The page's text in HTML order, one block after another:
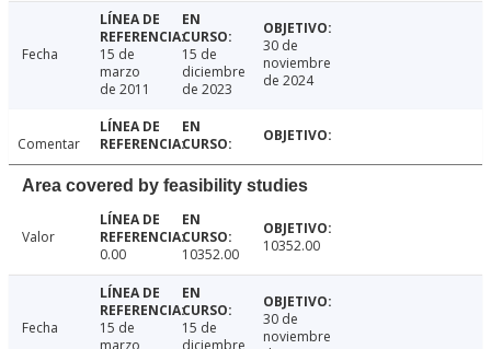
Fecha
15 de
marzo
de 2011
15 de
diciembre
de 2023
30 de
noviembre
de 2024
Comentar
Area covered by feasibility studies
Valor
0.00
10352.00 10352.00
Fecha
15 de
15 de
30 de
noviembre